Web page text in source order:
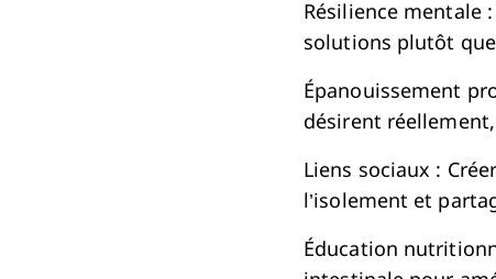
Résilience mentale
solutions plutôt
Épanouissement
désirent
Liens sociaux :
l’isolement et
Éducation